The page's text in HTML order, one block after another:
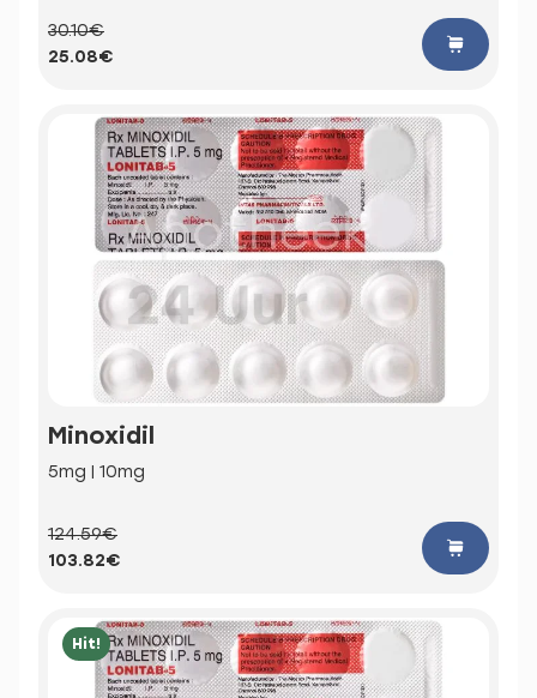
30.10€
25.08€
Minoxidil
5mg | 10mg
124.59€
103.82€
Hit!